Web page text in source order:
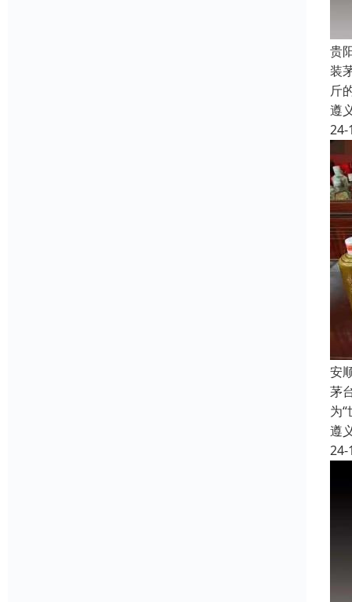
贵
装
斤
遵
24-
安
茅
为
遵
24-